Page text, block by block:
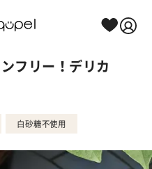
フリー！デリカ
白砂糖不使用